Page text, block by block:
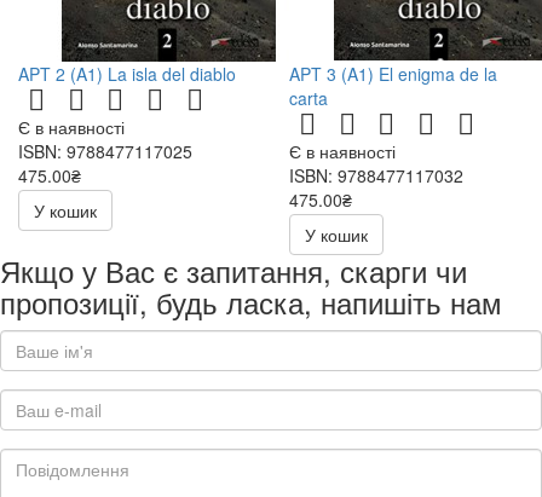
APT 2 (A1) La isla del diablo
Є в наявності
ISBN: 9788477117025
475.00₴
У кошик
APT 3 (A1) El enigma de la
carta
Є в наявності
ISBN: 9788477117032
475.00₴
У кошик
Якщо у Вас є запитання, скарги чи
пропозиції, будь ласка, напишіть нам